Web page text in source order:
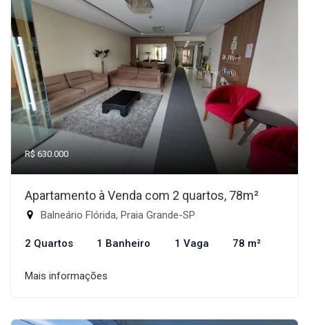
R$ 630.000
Apartamento à Venda com 2 quartos, 78m²
Balneário Flórida, Praia Grande-SP
2 Quartos 1 Banheiro 1 Vaga 78 m²
Mais informações